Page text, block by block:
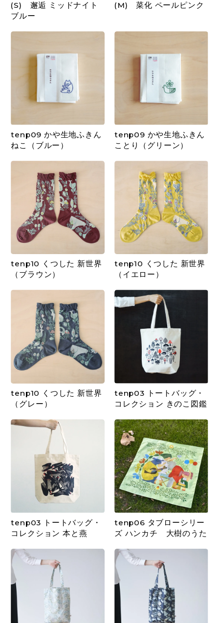
(S) 邂逅 ミッドナイト
ブルー
(M) 菜化 ペールピンク
tenp09 かや生地ふきん
ねこ（ブルー）
tenp09 かや生地ふきん
ことり（グリーン）
tenp10 くつした 新世界
（ブラウン）
tenp10 くつした 新世界
（イエロー）
tenp10 くつした 新世界
（グレー）
tenp03 トートバッグ・
コレクション きのこ図鑑
tenp03 トートバッグ・
コレクション 本と燕
tenp06 タブローシリー
ズ ハンカチ 大樹のうた